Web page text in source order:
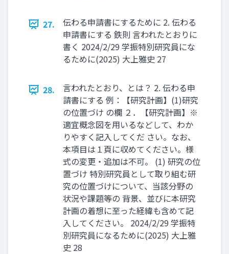
27.
伝わる申請書にするために 2. 伝わる
申請書にする 鉄則 言われたとおりに
書く 2024/2/29 学振特別研究員にな
るために(2025) 大上雅史 27
28.
言われたとおり、とは？ 2. 伝わる申
請書にする 例：【研究計画】(1)研究
の位置づけ の欄 ２．【研究計画】※
適宜概念図を用いるなどして、わか
りやすく記入してくだ さい。なお、
本項目は１頁に収めてください。様
式の変更・追加は不可。 (1) 研究の位
置づけ 特別研究員として取り組む研
究の位置づけについて、当該分野の
状況や課題等の 背景、並びに本研究
計画の着想に至った経緯も含めて記
入してください。 2024/2/29 学振特
別研究員になるために(2025) 大上雅
史 28